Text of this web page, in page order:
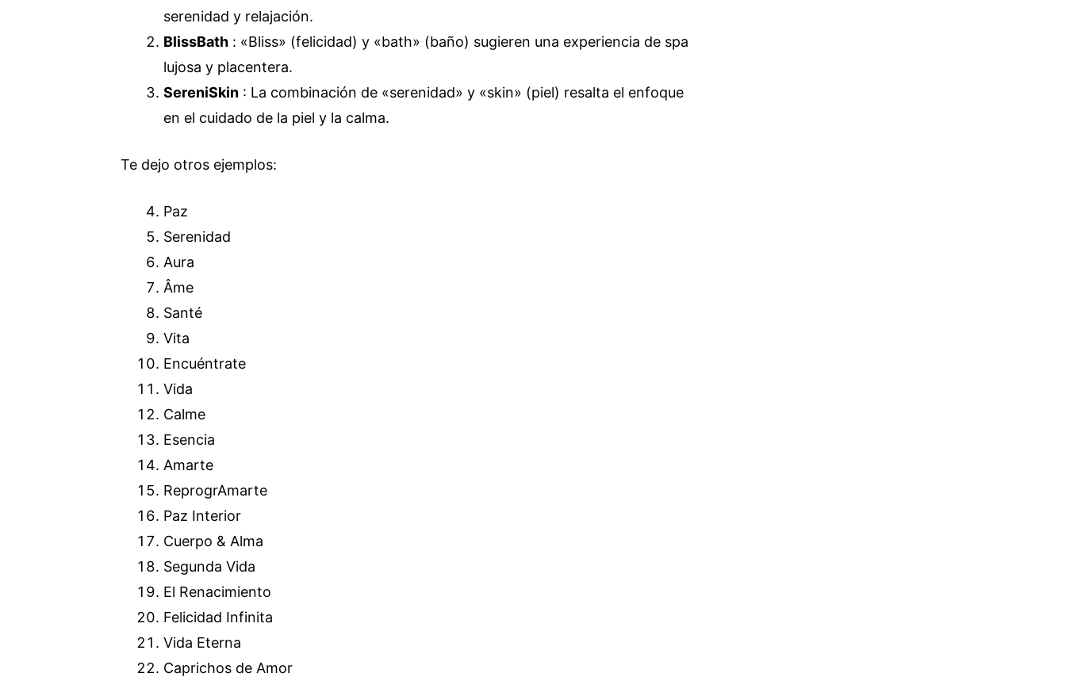
serenidad y relajación.
BlissBath : «Bliss» (felicidad) y «bath» (baño) sugieren una experiencia de spa
lujosa y placentera.
SereniSkin : La combinación de «serenidad» y «skin» (piel) resalta el enfoque
en el cuidado de la piel y la calma.
Te dejo otros ejemplos:
Paz
Serenidad
Aura
Âme
Santé
Vita
Encuéntrate
Vida
Calme
Esencia
Amarte
ReprogrAmarte
Paz Interior
Cuerpo & Alma
Segunda Vida
El Renacimiento
Felicidad Infinita
Vida Eterna
Caprichos de Amor